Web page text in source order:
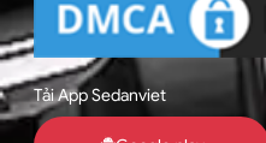
Tải App Sedanviet